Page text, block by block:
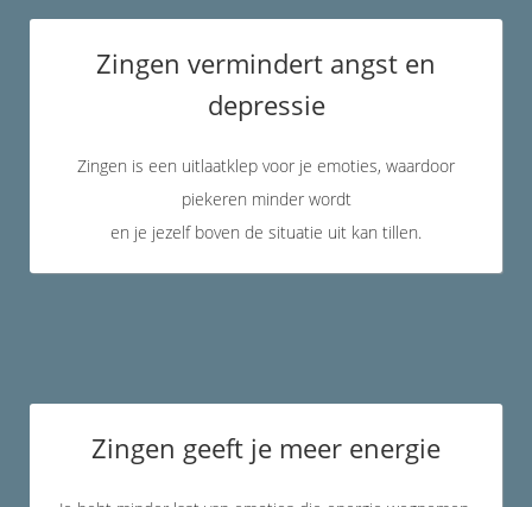
Zingen vermindert angst en
depressie
Zingen is een uitlaatklep voor je emoties, waardoor
piekeren minder wordt
en je jezelf boven de situatie uit kan tillen.
Zingen geeft je meer energie